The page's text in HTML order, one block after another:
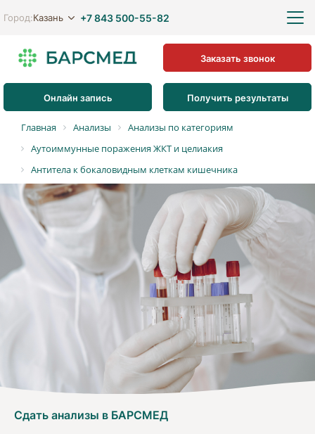
Город:Казань +7 843 500-55-82
Онлайн запись Получить результаты
Заказать звонок
Главная Анализы
Анализы по категориям
Аутоиммунные поражения ЖКТ и целиакия
Антитела к бокаловидным клеткам кишечника
Сдать анализы в БАРСМЕД